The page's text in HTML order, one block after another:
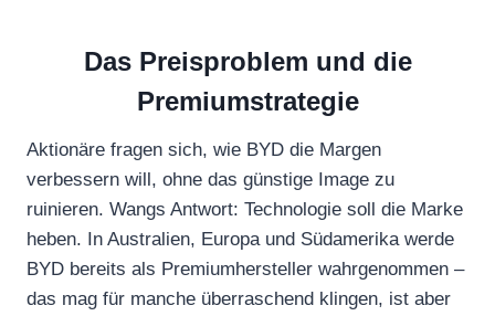
Das Preisproblem und die
Premiumstrategie
Aktionäre fragen sich, wie BYD die Margen
verbessern will, ohne das günstige Image zu
ruinieren. Wangs Antwort: Technologie soll die Marke
heben. In Australien, Europa und Südamerika werde
BYD bereits als Premiumhersteller wahrgenommen –
das mag für manche überraschend klingen, ist aber